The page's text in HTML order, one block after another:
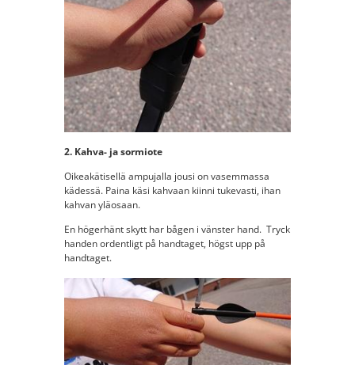
2. Kahva- ja sormiote
Oikeakätisellä ampujalla jousi on vasemmassa
kädessä. Paina käsi kahvaan kiinni tukevasti, ihan
kahvan yläosaan.
En högerhänt skytt har bågen i vänster hand. Tryck
handen ordentligt på handtaget, högst upp på
handtaget.